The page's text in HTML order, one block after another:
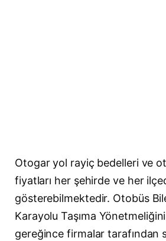
Otogar yol rayiç bedelleri ve
fiyatları her şehirde ve her
gösterebilmektedir. Otobüs
Karayolu Taşıma
gereğince firmalar tarafından